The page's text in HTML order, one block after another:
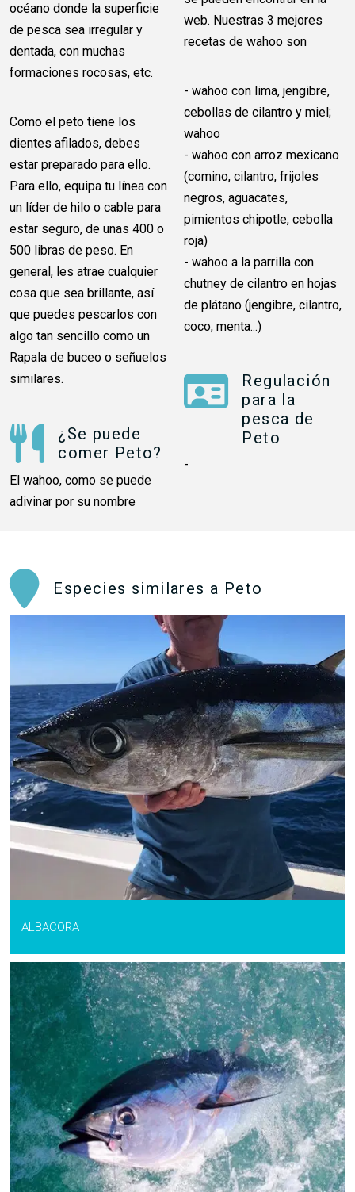
océano donde la superficie
de pesca sea irregular y
dentada, con muchas
formaciones rocosas, etc.
Como el peto tiene los
dientes afilados, debes
estar preparado para ello.
Para ello, equipa tu línea con
un líder de hilo o cable para
estar seguro, de unas 400 o
500 libras de peso. En
general, les atrae cualquier
cosa que sea brillante, así
que puedes pescarlos con
algo tan sencillo como un
Rapala de buceo o señuelos
similares.
¿Se puede
comer Peto?
El wahoo, como se puede
adivinar por su nombre
web. Nuestras 3 mejores
recetas de wahoo son
- wahoo con lima, jengibre,
cebollas de cilantro y miel;
wahoo
- wahoo con arroz mexicano
(comino, cilantro, frijoles
negros, aguacates,
pimientos chipotle, cebolla
roja)
- wahoo a la parrilla con
chutney de cilantro en hojas
de plátano (jengibre, cilantro,
coco, menta...)
Regulación
para la
pesca de
Peto
-
Especies similares a Peto
ALBACORA